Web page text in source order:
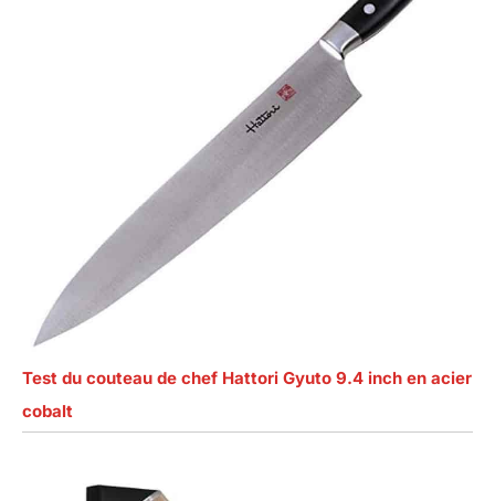
Test du couteau de chef Hattori Gyuto 9.4 inch en acier
cobalt